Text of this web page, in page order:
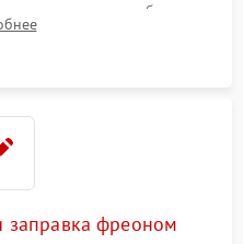
вентиляторов обдува,
дверных петель.
заправка фреоном